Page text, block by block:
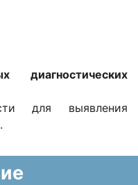
диагностических
для выявления